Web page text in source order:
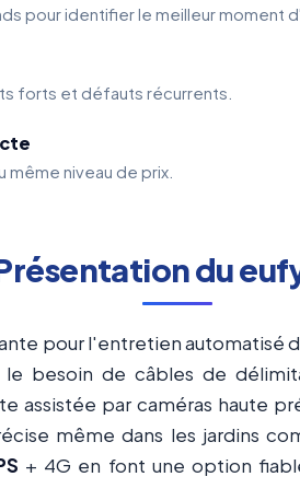
pour identifier le meilleur moment
forts et défauts récurrents.
niveau de prix.
du
pour l'entretien automatisé
besoin de câbles de
assistée par caméras haute
même dans les jardins
+ 4G en font une option